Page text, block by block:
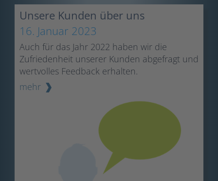
Unsere Kunden über uns
16. Januar 2023
Auch für das Jahr 2022 haben wir die
Zufriedenheit unserer Kunden abgefragt und
wertvolles Feedback erhalten.
mehr